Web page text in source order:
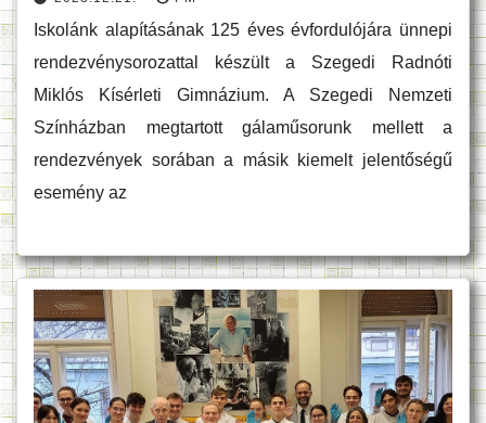
Iskolánk alapításának 125 éves évfordulójára ünnepi
rendezvénysorozattal készült a Szegedi Radnóti
Miklós Kísérleti Gimnázium. A Szegedi Nemzeti
Színházban megtartott gálaműsorunk mellett a
rendezvények sorában a másik kiemelt jelentőségű
esemény az